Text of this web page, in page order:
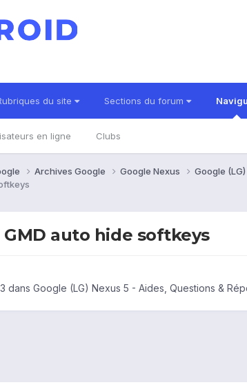
du site Sections du forum
en ligne Clubs
Archives Google Google Nexus Google
auto hide softkeys
dans Google (LG) Nexus 5 - Aides, Questions &